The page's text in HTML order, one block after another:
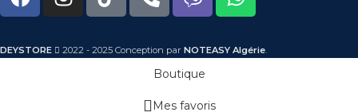
DEYSTORE 2022 - 2025 Conception par NOTEASY Algérie.
Boutique
Mes favoris